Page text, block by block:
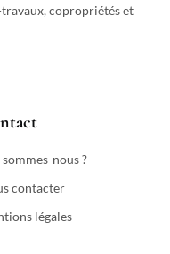
copropriétés et
nous ?
contacter
légales